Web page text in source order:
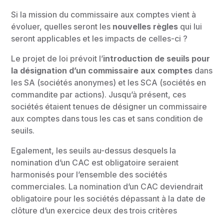
Si la mission du commissaire aux comptes vient à
évoluer, quelles seront les nouvelles règles qui lui
seront applicables et les impacts de celles-ci ?
Le projet de loi prévoit l’introduction de seuils pour
la désignation d’un commissaire aux comptes dans
les SA (sociétés anonymes) et les SCA (sociétés en
commandite par actions). Jusqu’à présent, ces
sociétés étaient tenues de désigner un commissaire
aux comptes dans tous les cas et sans condition de
seuils.
Egalement, les seuils au-dessus desquels la
nomination d’un CAC est obligatoire seraient
harmonisés pour l’ensemble des sociétés
commerciales. La nomination d’un CAC deviendrait
obligatoire pour les sociétés dépassant à la date de
clôture d’un exercice deux des trois critères